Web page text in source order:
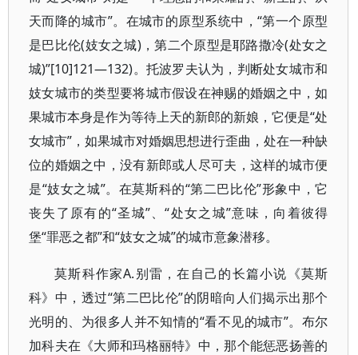
天而降的城市”。在城市的原型系统中，“第一个原型
是巴比伦(妓女之城)，第二个原型是耶路撒冷(处女之
城)”[10]121—132)。托波罗夫认为，判断处女城市和
妓女城市的类型要将城市假设在神赐的婚姻之中，如
果城市本身是作为等待上天的新郎的新娘，它便是“处
女城市”，如果城市对婚姻思想进行歪曲，处在一种缺
位的婚姻之中，没有新郎或人尽可夫，这样的城市便
是“妓女之城”。在莫斯科的“第二巴比伦”形象中，它
丧失了原有的“圣城”、“处女之城”意味，向着彼得
堡“罪恶之都”和“妓女之城”的城市意象潜移。
莫斯科作家А.别雷，在自己的长篇小说《莫斯
科》中，透过“第二巴比伦”的阴暗向人们揭示出那个
光明的、为很多人并不知情的“看不见的城市”。布尔
加科夫在《大师和玛格丽特》中，那个能惩恶扬善的